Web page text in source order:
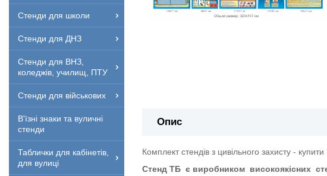
Стенди для школи
Стенди для ДНЗ
Стенди для ВНЗ,
коледжів, училищ, ПТУ
Стенди для військових
В'їзні знаки та вуличні
стенди
Таблички для кабінетів,
для вулиці
Опис
Комплект стендів з цивільного захисту - купити
Стенд ТБ є виробником високоякісних